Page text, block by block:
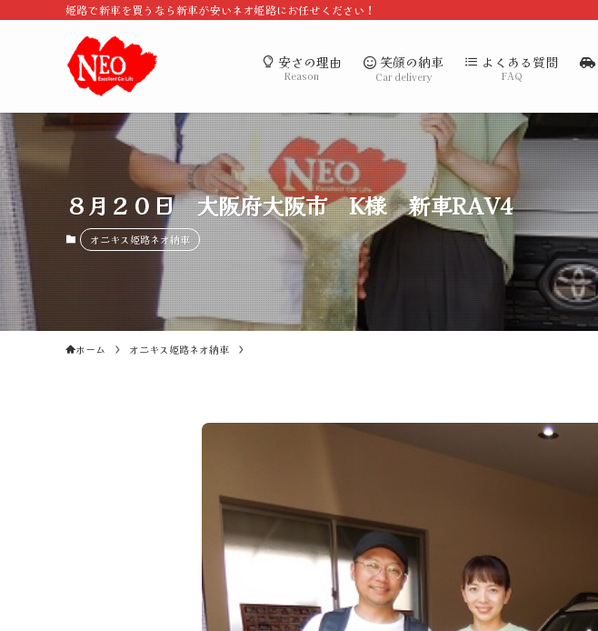
姫路で新車を買うなら新車が安いネオ姫路にお任せください！
安さの理由
Reason
笑顔の納車
Car delivery
よくある質問
FAQ
８月２０日 大阪府大阪市 K様 新車RAV4
オニキス姫路ネオ納車
ホーム オニキス姫路ネオ納車